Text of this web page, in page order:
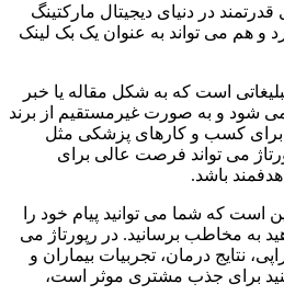
قدرتمند در دنیای دیجیتال مارکتینگ
و هم می تواند به عنوان یک بک لینک
است که به شکل مقاله یا خبر
شود و به صورت غیرمستقیم از برند
برای کسب و کارهای پزشکی مثل
می تواند فرصت عالی برای
باشد.
است که شما می توانید پیام خود را
به مخاطب برسانید. در رپورتاژ می
نتایج درمان، تجربیات بیماران و
برای جذب مشتری موثر است،